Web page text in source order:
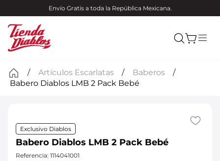
Envío Gratis a toda la República Mexicana.
Artículos Escarlatas
Baberos
Babero Diablos LMB 2 Pack Bebé
Exclusivo Diablos
Babero Diablos LMB 2 Pack Bebé
Referencia: 1114041001